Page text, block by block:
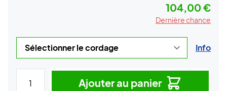
104,00 €
Dernière chance
Info
Ajouter au panier